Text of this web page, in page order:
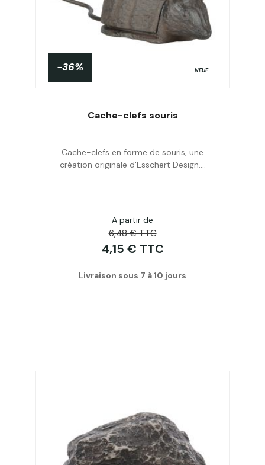
Acheter
-36% NEUF
Cache-clefs souris
Cache-clefs en forme de souris, une
création originale d'Esschert Design....
A partir de
6,48 € TTC
4,15 € TTC
Livraison sous 7 à 10 jours